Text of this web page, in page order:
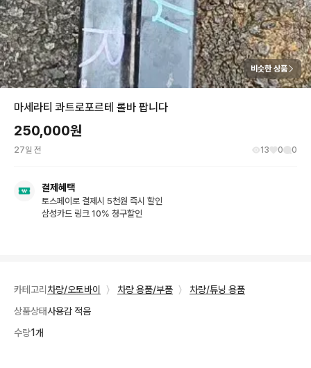
비슷한 상품
마세라티 콰트로포르테 롤바 팝니다
250,000원
27일 전 13 0 0
결제혜택
토스페이로 결제시 5천원 즉시 할인
삼성카드 링크 10% 청구할인
카테고리 차량/오토바이 〉 차량 용품/부품 〉
차량/튜닝 용품
상품상태사용감 적음
수량1개